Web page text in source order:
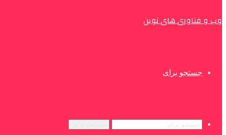
وب و فناوری های نوین
جستجو برای